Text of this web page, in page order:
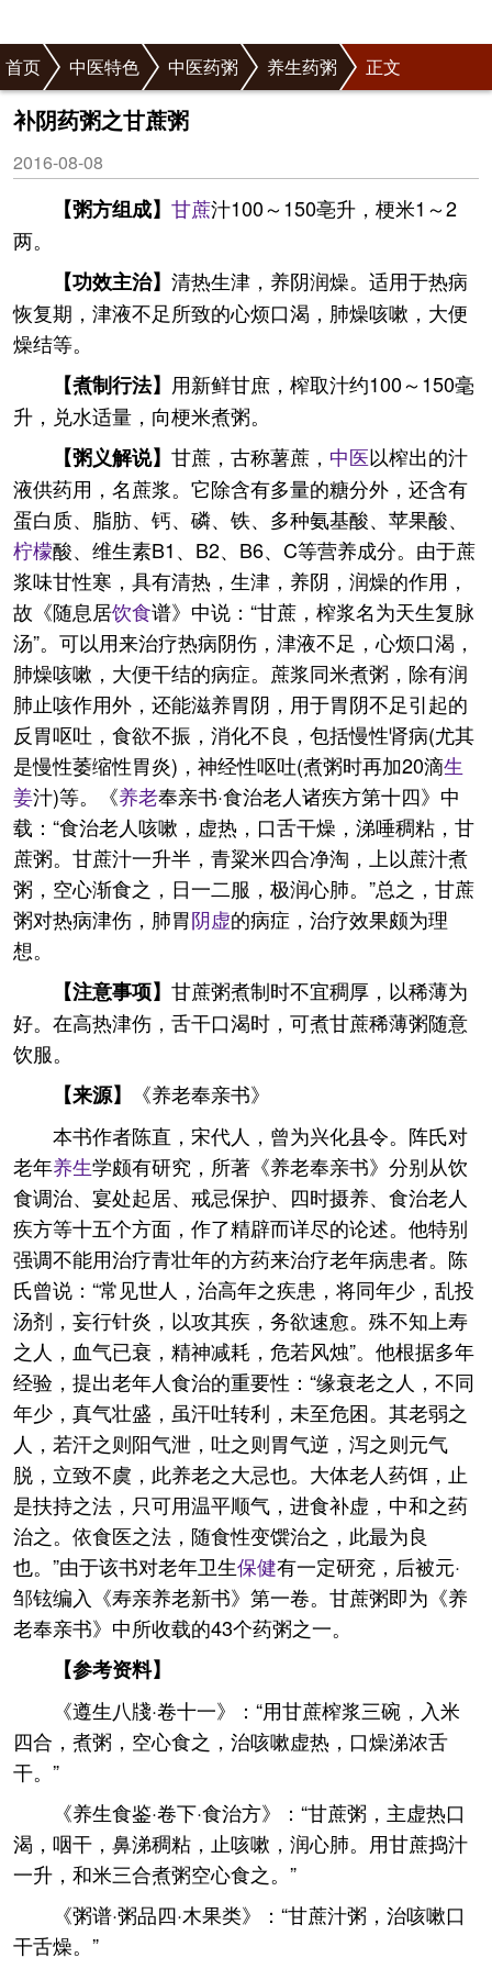
首页 中医特色 中医药粥 养生药粥 正文
补阴药粥之甘蔗粥
2016-08-08
【粥方组成】 甘蔗汁100～150亳升，梗米1～2
两。
【功效主治】 清热生津，养阴润燥。适用于热病
恢复期，津液不足所致的心烦口渴，肺燥咳嗽，大便
燥结等。
【煮制行法】 用新鲜甘庶，榨取汁约100～150毫
升，兑水适量，向梗米煮粥。
【粥义解说】 甘蔗，古称薯蔗， 中医以榨出的汁
液供药用，名蔗浆。它除含有多量的糖分外，还含有
蛋白质、脂肪、钙、磷、铁、多种氨基酸、苹果酸、
柠檬酸、维生素B1、B2、B6、C等营养成分。由于蔗
浆味甘性寒，具有清热，生津，养阴，润燥的作用，
故《随息居饮食谱》中说：“甘蔗，榨浆名为天生复脉
汤”。可以用来治疗热病阴伤，津液不足，心烦口渴，
肺燥咳嗽，大便干结的病症。蔗浆同米煮粥，除有润
肺止咳作用外，还能滋养胃阴，用于胃阴不足引起的
反胃呕吐，食欲不振，消化不良，包括慢性肾病(尤其
是慢性萎缩性胃炎)，神经性呕吐(煮粥时再加20滴生
姜汁)等。《养老奉亲书·食治老人诸疾方第十四》中
载：“食治老人咳嗽，虚热，口舌干燥，涕唾稠粘，甘
蔗粥。甘蔗汁一升半，青粱米四合净淘，上以蔗汁煮
粥，空心渐食之，日一二服，极润心肺。”总之，甘蔗
粥对热病津伤，肺胃阴虚的病症，治疗效果颇为理
想。
【注意事项】 甘蔗粥煮制时不宜稠厚，以稀薄为
好。在高热津伤，舌干口渴时，可煮甘蔗稀薄粥随意
饮服。
【来源】
《养老奉亲书》
本书作者陈直，宋代人，曾为兴化县令。阵氏对
老年养生学颇有研究，所著《养老奉亲书》分别从饮
食调治、宴处起居、戒忌保护、四时摄养、食治老人
疾方等十五个方面，作了精辟而详尽的论述。他特别
强调不能用治疗青壮年的方药来治疗老年病患者。陈
氏曾说：“常见世人，治高年之疾患，将同年少，乱投
汤剂，妄行针炎，以攻其疾，务欲速愈。殊不知上寿
之人，血气已衰，精神减耗，危若风烛”。他根据多年
经验，提出老年人食治的重要性：“缘衰老之人，不同
年少，真气壮盛，虽汗吐转利，未至危困。其老弱之
人，若汗之则阳气泄，吐之则胃气逆，泻之则元气
脱，立致不虞，此养老之大忌也。大体老人药饵，止
是扶持之法，只可用温平顺气，进食补虚，中和之药
治之。依食医之法，随食性变馔治之，此最为良
也。”由于该书对老年卫生保健有一定研兖，后被元·
邹铉编入《寿亲养老新书》第一卷。甘蔗粥即为《养
老奉亲书》中所收载的43个药粥之一。
【参考资料】
《遵生八牋·卷十一》：“用甘蔗榨浆三碗，入米
四合，煮粥，空心食之，治咳嗽虚热，口燥涕浓舌
干。”
《养生食鉴·卷下·食治方》：“甘蔗粥，主虚热口
渴，咽干，鼻涕稠粘，止咳嗽，润心肺。用甘蔗捣汁
一升，和米三合煮粥空心食之。”
《粥谱·粥品四·木果类》：“甘蔗汁粥，治咳嗽口
干舌燥。”